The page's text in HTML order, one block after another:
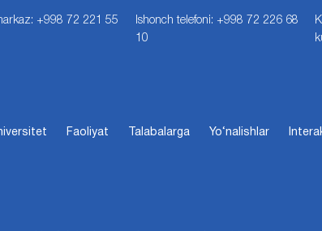
+998 72 221 55
Ishonch telefoni: +998 72 226 68
10
Faoliyat Talabalarga Yo‘nalishlar